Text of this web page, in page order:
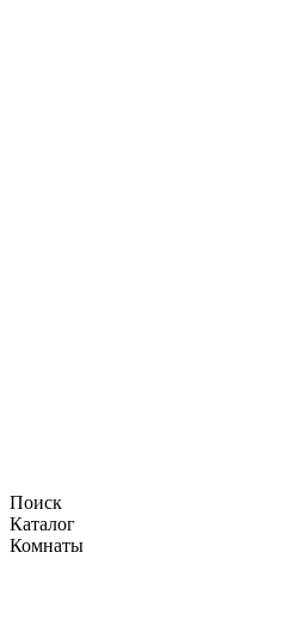
Поиск
Каталог
Комнаты